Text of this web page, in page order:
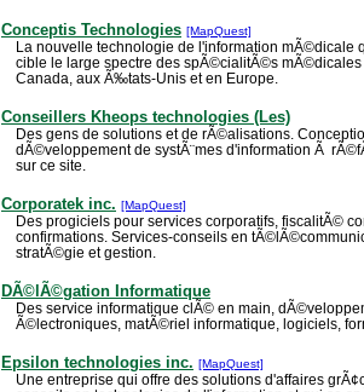
Conceptis Technologies [MapQuest]
La nouvelle technologie de l'information mÃ©dicale
cible le large spectre des spÃ©cialitÃ©s
Canada, aux Ã‰tats-Unis et en Europe.
Conseillers Kheops technologies (Les)
Des gens de solutions et de rÃ©alisations.
dÃ©veloppement de systÃ¨mes d'information Ã
sur ce site.
Corporatek inc. [MapQuest]
Des progiciels pour services corporatifs, fiscalitÃ©
confirmations. Services-conseils en
stratÃ©gie et gestion.
DÃ©lÃ©gation Informatique
Des service informatique clÃ© en main,
Ã©lectroniques, matÃ©riel informatique, logiciels,
Epsilon technologies inc. [MapQuest]
Une entreprise qui offre des solutions d'affaires